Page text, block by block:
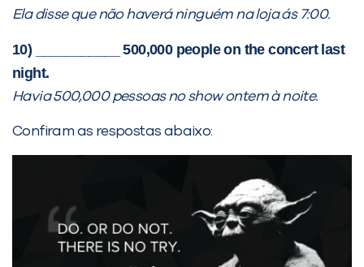
Ela disse que não haverá ninguém na loja ás 7:00.
10) ___________ 500,000 people on the concert last
night.
Havia 500,000 pessoas no show ontem à noite.
Confiram as respostas abaixo: